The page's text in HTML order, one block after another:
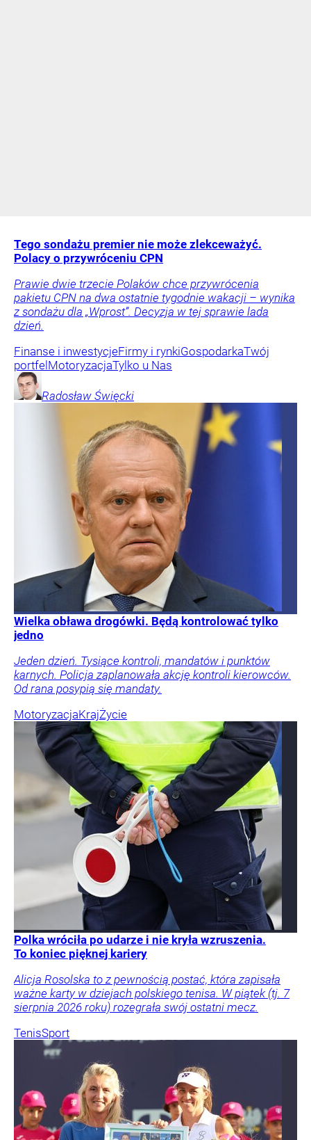
Tego sondażu premier nie może zlekceważyć.
Polacy o przywróceniu CPN
Prawie dwie trzecie Polaków chce przywrócenia
pakietu CPN na dwa ostatnie tygodnie wakacji – wynika
z sondażu dla „Wprost”. Decyzja w tej sprawie lada
dzień.
Finanse i inwestycjeFirmy i rynkiGospodarkaTwój
portfel MotoryzacjaTylko u Nas
Radosław Święcki
Wielka obława drogówki. Będą kontrolować tylko
jedno
Jeden dzień. Tysiące kontroli, mandatów i punktów
karnych. Policja zaplanowała akcję kontroli kierowców.
Od rana posypią się mandaty.
MotoryzacjaKrajŻycie
Polka wróciła po udarze i nie kryła wzruszenia.
To koniec pięknej kariery
Alicja Rosolska to z pewnością postać, która zapisała
ważne karty w dziejach polskiego tenisa. W piątek (tj. 7
sierpnia 2026 roku) rozegrała swój ostatni mecz.
TenisSport